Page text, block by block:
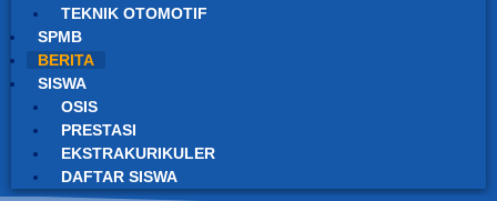
TEKNIK OTOMOTIF
SPMB
BERITA
SISWA
OSIS
PRESTASI
EKSTRAKURIKULER
DAFTAR SISWA